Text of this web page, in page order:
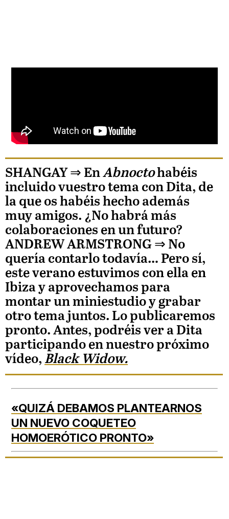
SHANGAY ⇒ EnAbnoctohabéis
incluido vuestro tema con Dita, de
la que os habéis hecho además
muy amigos. ¿No habrá más
colaboraciones en un futuro?
ANDREW ARMSTRONG ⇒ No
quería contarlo todavía… Pero sí,
este verano estuvimos con ella en
Ibiza y aprovechamos para
montar un miniestudio y grabar
otro tema juntos. Lo publicaremos
pronto. Antes, podréis ver a Dita
participando en nuestro próximo
vídeo, Black Widow.
«QUIZÁ DEBAMOS PLANTEARNOS
UN NUEVO COQUETEO
HOMOERÓTICO PRONTO»